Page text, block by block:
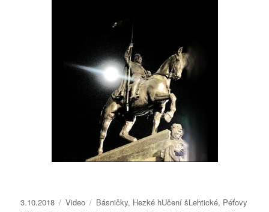
Publikováno:
3.10.2018 Formát:
Video Rubriky:
Básničky, Hezké hUčení šLehtické, Péťovy